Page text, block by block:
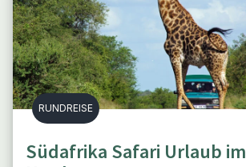
RUNDREISE
Südafrika Safari Urlaub im